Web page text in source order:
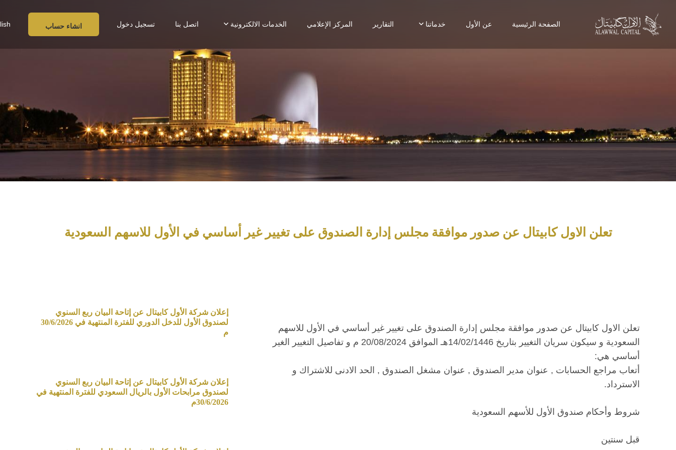
الصفحة الرئيسية عن الأول خدماتنا التقارير المركز الإعلامي الخدمات الالكترونية اتصل بنا تسجيل دخول انشاء حساب
تعلن الاول كابيتال عن صدور موافقة مجلس إدارة الصندوق على تغيير غير أساسي في الأول للاسهم السعودية
تعلن الاول كابيتال عن صدور موافقة مجلس إدارة الصندوق على تغيير غير أساسي في الأول للاسهم
السعودية و سيكون سريان التغيير بتاريخ 14/02/1446هـ الموافق 20/08/2024 م و تفاصيل التغيير الغير
أساسي هي:
أتعاب مراجع الحسابات , عنوان مدير الصندوق , عنوان مشغل الصندوق , الحد الادنى للاشتراك و
الاسترداد.
شروط وأحكام صندوق الأول للأسهم السعودية
قبل سنتين
إعلان شركة الأول كابيتال عن إتاحة البيان ربع السنوي
م
إعلان شركة الأول كابيتال عن إتاحة البيان ربع السنوي
لصندوق مرابحات الأول بالريال السعودي للفترة المنتهية في
30/6/2026م